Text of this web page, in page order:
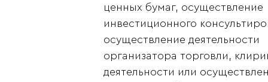
ценных бумаг, осуществление
инвестиционного
осуществление деятельности
организатора торговли,
деятельности или